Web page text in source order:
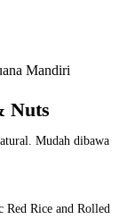
Nuts
Mudah dibawa
Red Rice and Rolled